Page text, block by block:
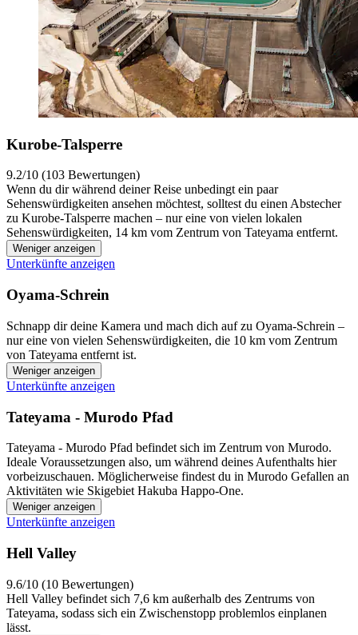
Kurobe-Talsperre
9.2/10 (103 Bewertungen)
Wenn du dir während deiner Reise unbedingt ein paar
Sehenswürdigkeiten ansehen möchtest, solltest du einen Abstecher
zu Kurobe-Talsperre machen – nur eine von vielen lokalen
Sehenswürdigkeiten, 14 km vom Zentrum von Tateyama entfernt.
Weniger anzeigen
Unterkünfte anzeigen
Oyama-Schrein
Schnapp dir deine Kamera und mach dich auf zu Oyama-Schrein –
nur eine von vielen Sehenswürdigkeiten, die 10 km vom Zentrum
von Tateyama entfernt ist.
Weniger anzeigen
Unterkünfte anzeigen
Tateyama - Murodo Pfad
Tateyama - Murodo Pfad befindet sich im Zentrum von Murodo.
Ideale Voraussetzungen also, um während deines Aufenthalts hier
vorbeizuschauen. Möglicherweise findest du in Murodo Gefallen an
Aktivitäten wie Skigebiet Hakuba Happo-One.
Weniger anzeigen
Unterkünfte anzeigen
Hell Valley
9.6/10 (10 Bewertungen)
Hell Valley befindet sich 7,6 km außerhalb des Zentrums von
Tateyama, sodass sich ein Zwischenstopp problemlos einplanen
lässt.